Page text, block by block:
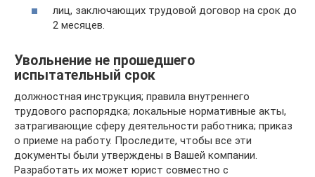
лиц, заключающих трудовой договор на срок до
2 месяцев.
Увольнение не прошедшего
испытательный срок
должностная инструкция; правила внутреннего
трудового распорядка; локальные нормативные акты,
затрагивающие сферу деятельности работника; приказ
о приеме на работу. Проследите, чтобы все эти
документы были утверждены в Вашей компании.
Разработать их может юрист совместно с